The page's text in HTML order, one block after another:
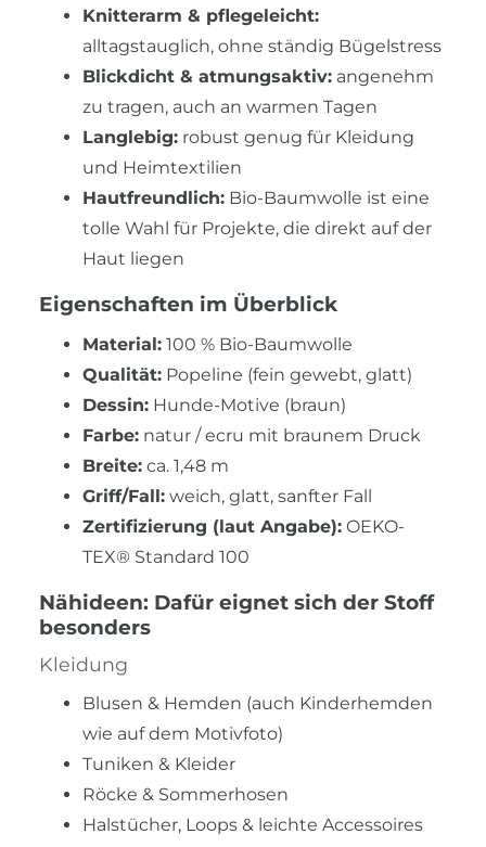
Knitterarm & pflegeleicht:
alltagstauglich, ohne ständig Bügelstress
Blickdicht & atmungsaktiv: angenehm
zu tragen, auch an warmen Tagen
Langlebig: robust genug für Kleidung
und Heimtextilien
Hautfreundlich: Bio-Baumwolle ist eine
tolle Wahl für Projekte, die direkt auf der
Haut liegen
Eigenschaften im Überblick
Material: 100 % Bio-Baumwolle
Qualität: Popeline (fein gewebt, glatt)
Dessin: Hunde-Motive (braun)
Farbe: natur / ecru mit braunem Druck
Breite: ca. 1,48 m
Griff/Fall: weich, glatt, sanfter Fall
Zertifizierung (laut Angabe): OEKO-
TEX® Standard 100
Nähideen: Dafür eignet sich der Stoff
besonders
Kleidung
Blusen & Hemden (auch Kinderhemden
wie auf dem Motivfoto)
Tuniken & Kleider
Röcke & Sommerhosen
Halstücher, Loops & leichte Accessoires